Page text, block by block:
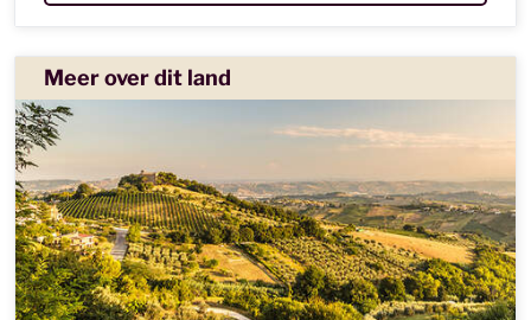
Meer over dit land